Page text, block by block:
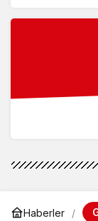
Haberler